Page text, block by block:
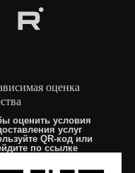
оценка
оценить условия
услуг
QR-код или
поссылке